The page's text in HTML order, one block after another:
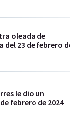
oleada de
del 23 de febrero
le dio un
febrero de 2024